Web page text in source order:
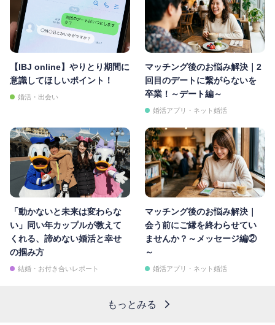
【IBJ online】やりとり期間に
意識してほしいポイント！
婚活・出会い
マッチング後のお悩み解決｜2
回目のデートに繋がらないを
卒業！～デート編～
婚活アプリ・ネット婚活
「動かないと未来は変わらな
い」同い年カップルが教えて
くれる、諦めない婚活と幸せ
の掴み方
結婚・お付き合いレポート
マッチング後のお悩み解決｜
会う前にご縁を終わらせてい
ませんか？～メッセージ編②
～
婚活アプリ・ネット婚活
もっとみる